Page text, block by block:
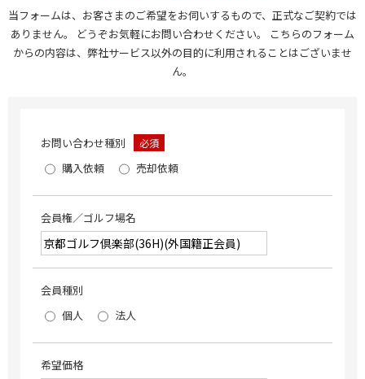
当フォームは、お客さまのご希望をお伺いするもので、正式なご契約では
ありません。 どうぞお気軽にお問い合わせください。
こちらのフォーム
からの内容は、弊社サービス以外の目的に利用されることはございませ
ん。
お問い合わせ種別 必須
購入依頼 売却依頼
会員権／ゴルフ場名
会員種別
個人
法人
希望価格